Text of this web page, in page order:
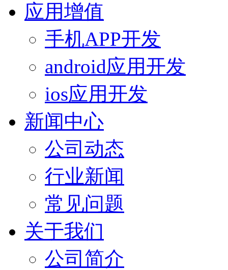
应用增值
手机APP开发
android应用开发
ios应用开发
新闻中心
公司动态
行业新闻
常见问题
关于我们
公司简介